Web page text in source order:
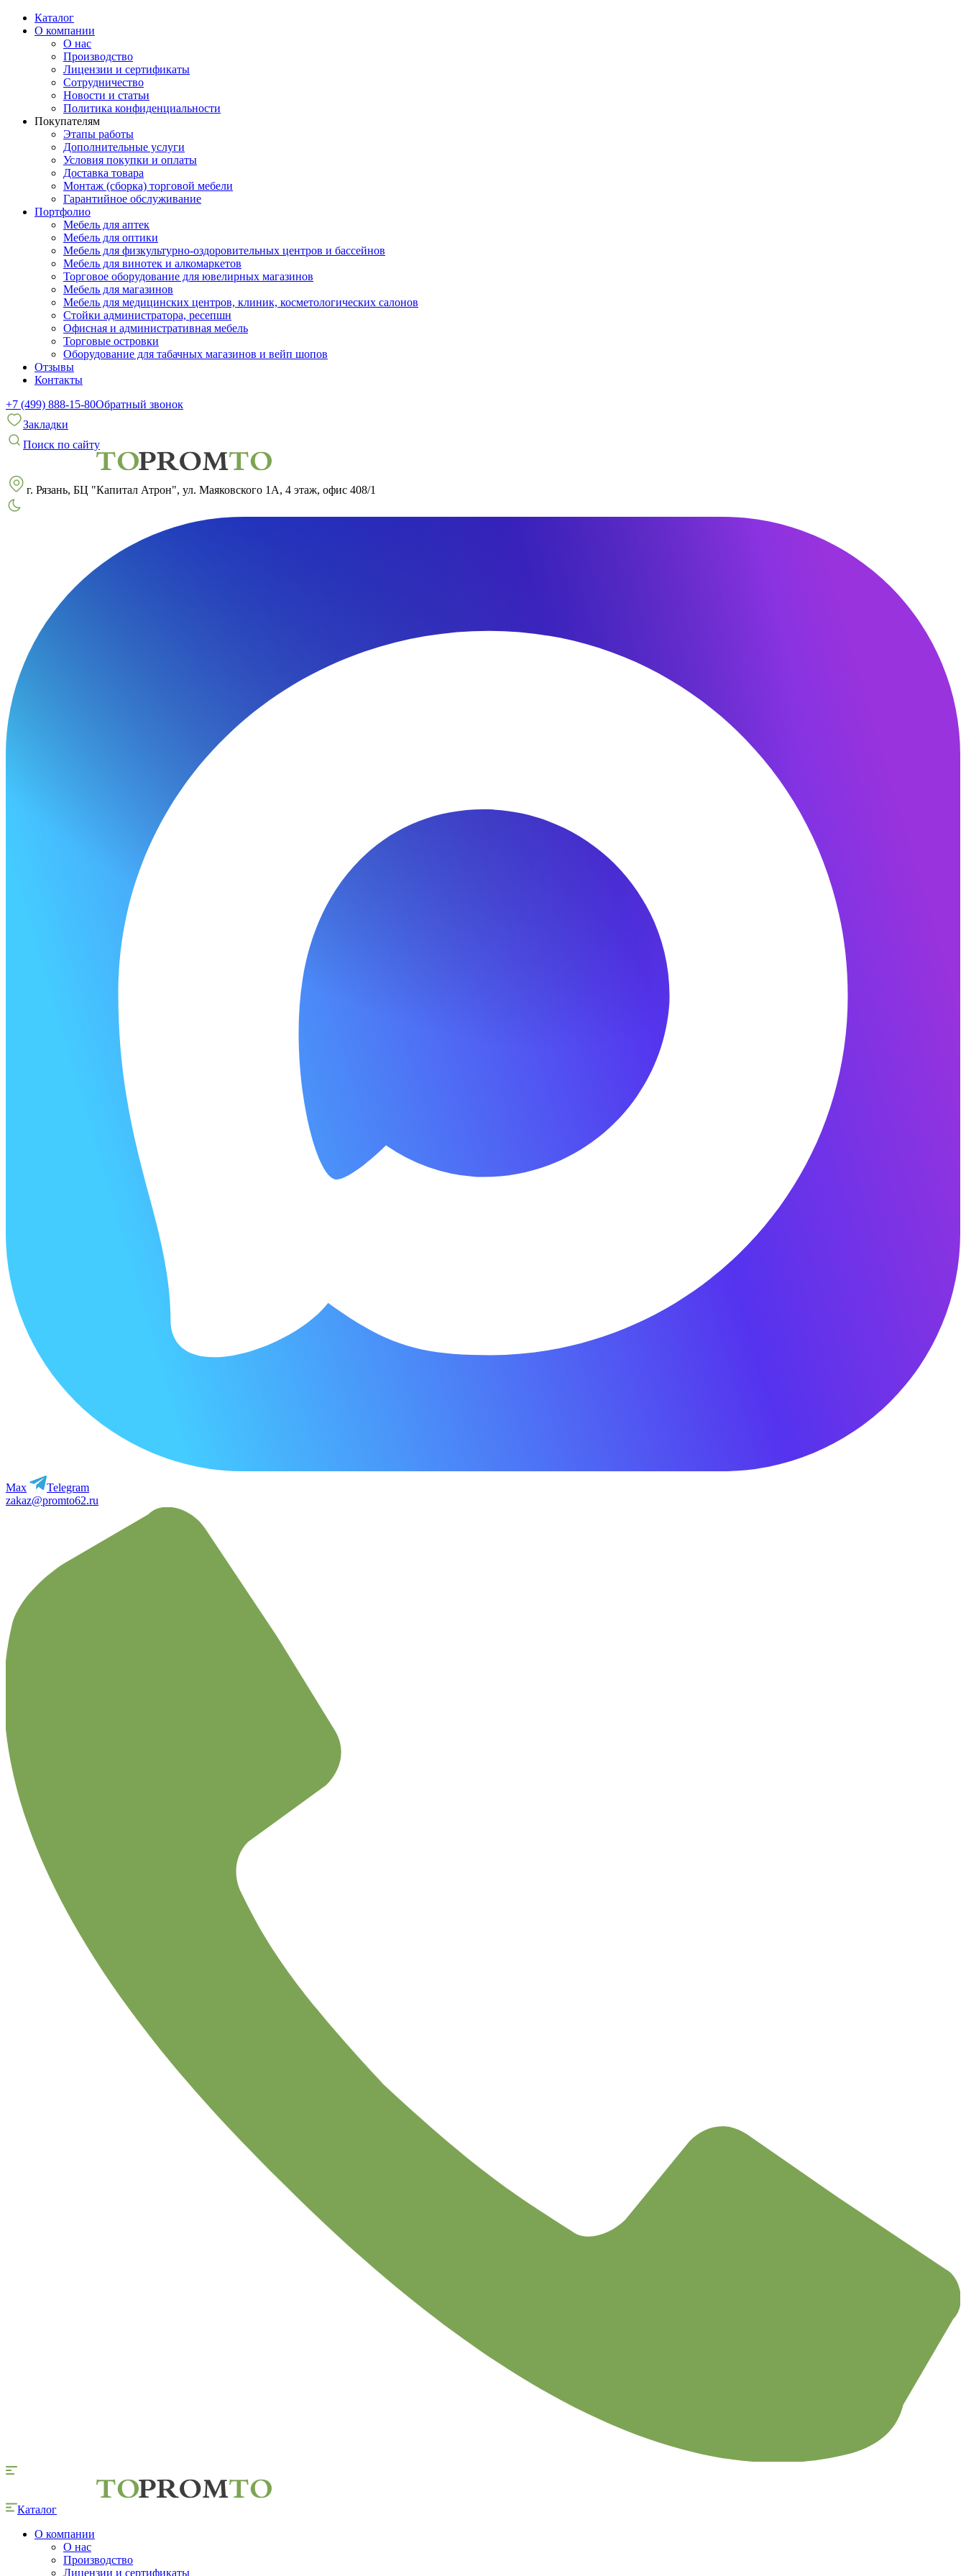
Каталог
О компании
О нас
Производство
Лицензии и сертификаты
Сотрудничество
Новости и статьи
Политика конфиденциальности
Покупателям
Этапы работы
Дополнительные услуги
Условия покупки и оплаты
Доставка товара
Монтаж (сборка) торговой мебели
Гарантийное обслуживание
Портфолио
Мебель для аптек
Мебель для оптики
Мебель для физкультурно-оздоровительных центров и бассейнов
Мебель для винотек и алкомаркетов
Торговое оборудование для ювелирных магазинов
Мебель для магазинов
Мебель для медицинских центров, клиник, косметологических салонов
Стойки администратора, ресепшн
Офисная и административная мебель
Торговые островки
Оборудование для табачных магазинов и вейп шопов
Отзывы
Контакты
+7 (499) 888-15-80Обратный звонок
Закладки
Поиск по сайту
г. Рязань, БЦ "Капитал Атрон", ул. Маяковского 1А, 4 этаж, офис 408/1
Max
Telegram
zakaz@promto62.ru
Каталог
О компании
О нас
Производство
Лицензии и сертификаты